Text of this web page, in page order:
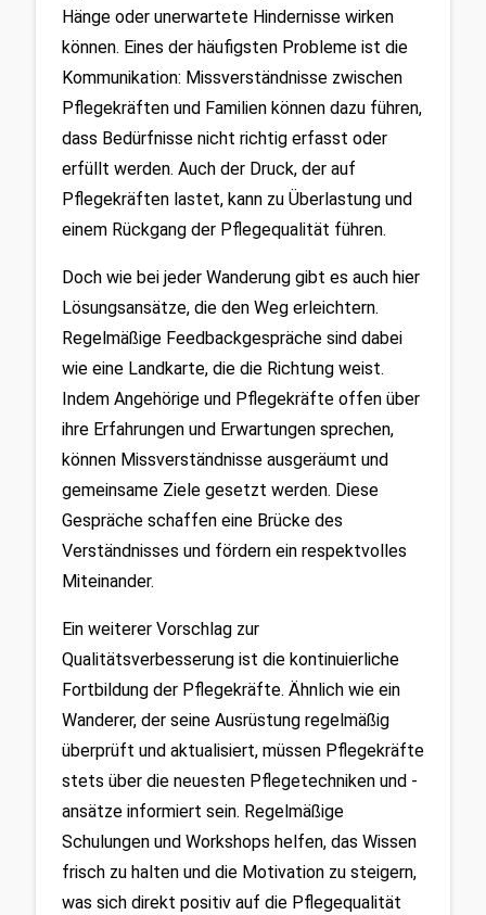
Hänge oder unerwartete Hindernisse wirken
können. Eines der häufigsten Probleme ist die
Kommunikation: Missverständnisse zwischen
Pflegekräften und Familien können dazu führen,
dass Bedürfnisse nicht richtig erfasst oder
erfüllt werden. Auch der Druck, der auf
Pflegekräften lastet, kann zu Überlastung und
einem Rückgang der Pflegequalität führen.
Doch wie bei jeder Wanderung gibt es auch hier
Lösungsansätze, die den Weg erleichtern.
Regelmäßige Feedbackgespräche sind dabei
wie eine Landkarte, die die Richtung weist.
Indem Angehörige und Pflegekräfte offen über
ihre Erfahrungen und Erwartungen sprechen,
können Missverständnisse ausgeräumt und
gemeinsame Ziele gesetzt werden. Diese
Gespräche schaffen eine Brücke des
Verständnisses und fördern ein respektvolles
Miteinander.
Ein weiterer Vorschlag zur
Qualitätsverbesserung ist die kontinuierliche
Fortbildung der Pflegekräfte. Ähnlich wie ein
Wanderer, der seine Ausrüstung regelmäßig
überprüft und aktualisiert, müssen Pflegekräfte
stets über die neuesten Pflegetechniken und -
ansätze informiert sein. Regelmäßige
Schulungen und Workshops helfen, das Wissen
frisch zu halten und die Motivation zu steigern,
was sich direkt positiv auf die Pflegequalität